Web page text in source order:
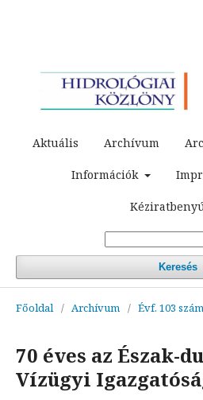
Aktuális Archívum
Információk
Keresés
Főoldal / Archívum / Évf. 103
70 éves az Észak-
Vízügyi